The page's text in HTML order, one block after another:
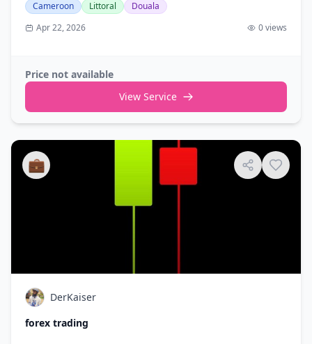
Cameroon
Littoral
Douala
Apr 22, 2026
0views
Price not available
View Service
💼
DerKaiser
forex trading